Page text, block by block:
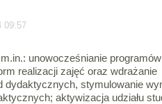
09:57
unowocześnianie
realizacji zajęć oraz wdrażanie
dydaktycznych, stymulowanie
aktywizacja udziału